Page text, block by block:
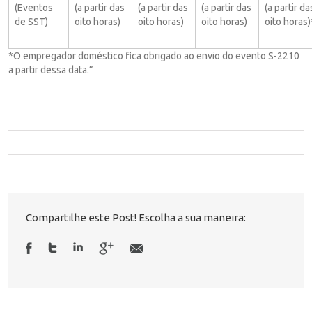
(Eventos
de SST)
(a partir das
oito horas)
(a partir das
oito horas)
(a partir das
oito horas)
(a partir
oito
*O empregador doméstico fica obrigado ao envio do evento S-2210
a partir dessa data.”
Compartilhe este Post! Escolha a sua maneira: